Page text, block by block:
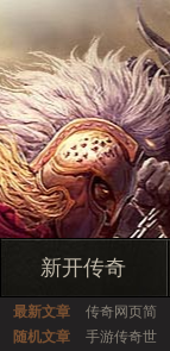
新开传奇
最新文章 传奇网页简
随机文章
手游传奇世